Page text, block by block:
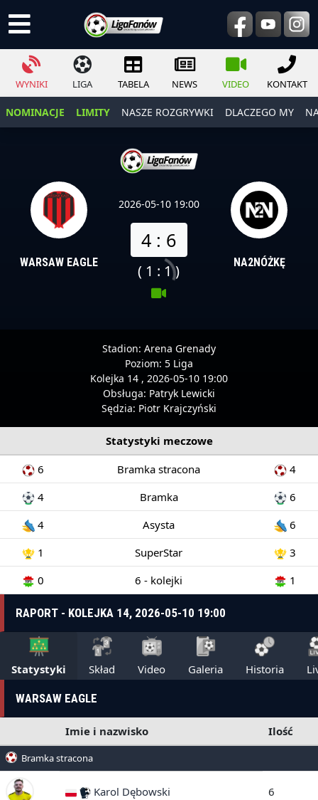
WYNIKI LIGA TABELA NEWS VIDEO KONTAKT
NOMINACJE LIMITY NASZE ROZGRYWKI DLACZEGO MY
WARSAW EAGLE
2026-05-10 19:00
4 : 6
( 1 : 1 ) NA2NÓŻKĘ
Stadion: Arena Grenady
Poziom: 5 Liga
Kolejka 14 , 2026-05-10 19:00
Obsługa: Patryk Lewicki
Sędzia: Piotr Krajczyński
Statystyki meczowe
6
Bramka stracona
4
4
Bramka
6
4
Asysta
6
1
SuperStar
3
0
6 - kolejki 1
RAPORT - KOLEJKA 14, 2026-05-10 19:00
Statystyki Skład Video Galeria Historia
WARSAW EAGLE
Imie i nazwisko Ilość
Bramka stracona
Karol Dębowski 6